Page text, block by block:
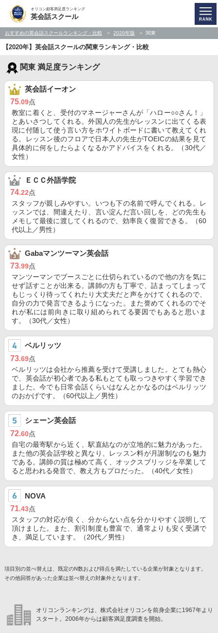
オリコン顧客満足度ランキング
英会話スクール
おすすめの英会話スクールランキング・比較 2020年版 関東
【2020年】英会話スクールの関東ランキング・比較
関東 満足度ランキング
英会話イーオン
75.09点
教室に着くと、受付のマネージャーさんが「ハロー○○さん！」
とあいさつしてくれる。外国人の先生がレッスンに出てくる表
現に付随して使う言い方をホワイトボードに書いて教えてくれ
る。レッスン後のフロアで日本人の先生がTOEICの結果を見て
具体的に何をしたらよくなるかアドバイスをくれる。（30代／
女性）
ＥＣＣ外語学院
74.22点
スタッフが親しみやすい。いつも下の名前で呼んでくれる。レ
ッスンでは、間違えたり、言い淀んだ言い回しを、どの先生も
メモして最後に渡してくれるので、効率良く復習できる。（60
代以上／男性）
Gabaマンツーマン英会話
73.99点
マンツーマンでブースごとに仕切られているので他の方を気に
せず話すことが出来る。講師の方も丁寧で、詰まってしまって
もじっくり待ってくれたり大丈夫だと声をかけてくれるので、
自分の力で発言できるようになった。また誉めてくれるのでそ
れが私には前向きに取り組められてる要因でもあると思いま
す。（30代／女性）
ベルリッツ
73.69点
ベルリッツは会社から推薦を受けて受講しました。とても熱心
で、英会話が初心者である私もとても取っつきやすく学習でき
ました。今でも日常会話くらいはなんとかなるのはベルリッツ
のおかげです。（60代以上／男性）
シェーン英会話
72.60点
自宅の最寄駅から近く、駅直結なのが立地的に魅力があった。
また他の英会話学校と異なり、レッスン料が月謝制なのも魅力
である。講師の質は極めて高く、オックスブリッジを卒業して
ると思われる発音で、教え方もプロだった。（40代／女性）
NOVA
71.43点
スタッフの対応が良く、分からない点を分かりやすく説明して
頂けました。また、割引制度も豊富で、通常よりも安く受講で
き、満足しています。（20代／男性）
項目別の並べ替えは、既定のN数および得点を満たしている企業が対象となります。
その他回答があった企業は並べ替えの対象外となります。
オリコンランキングは、株式会社オリコンを前身企業に1967年より
スタート。2006年からは顧客満足度調査を開始。